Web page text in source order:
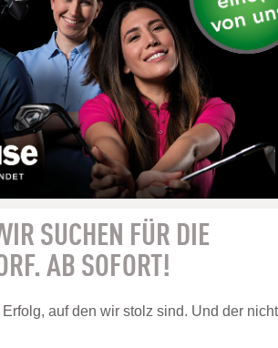
SUCHEN FÜR DIE
AB SOFORT!
auf den wir stolz sind. Und der nicht